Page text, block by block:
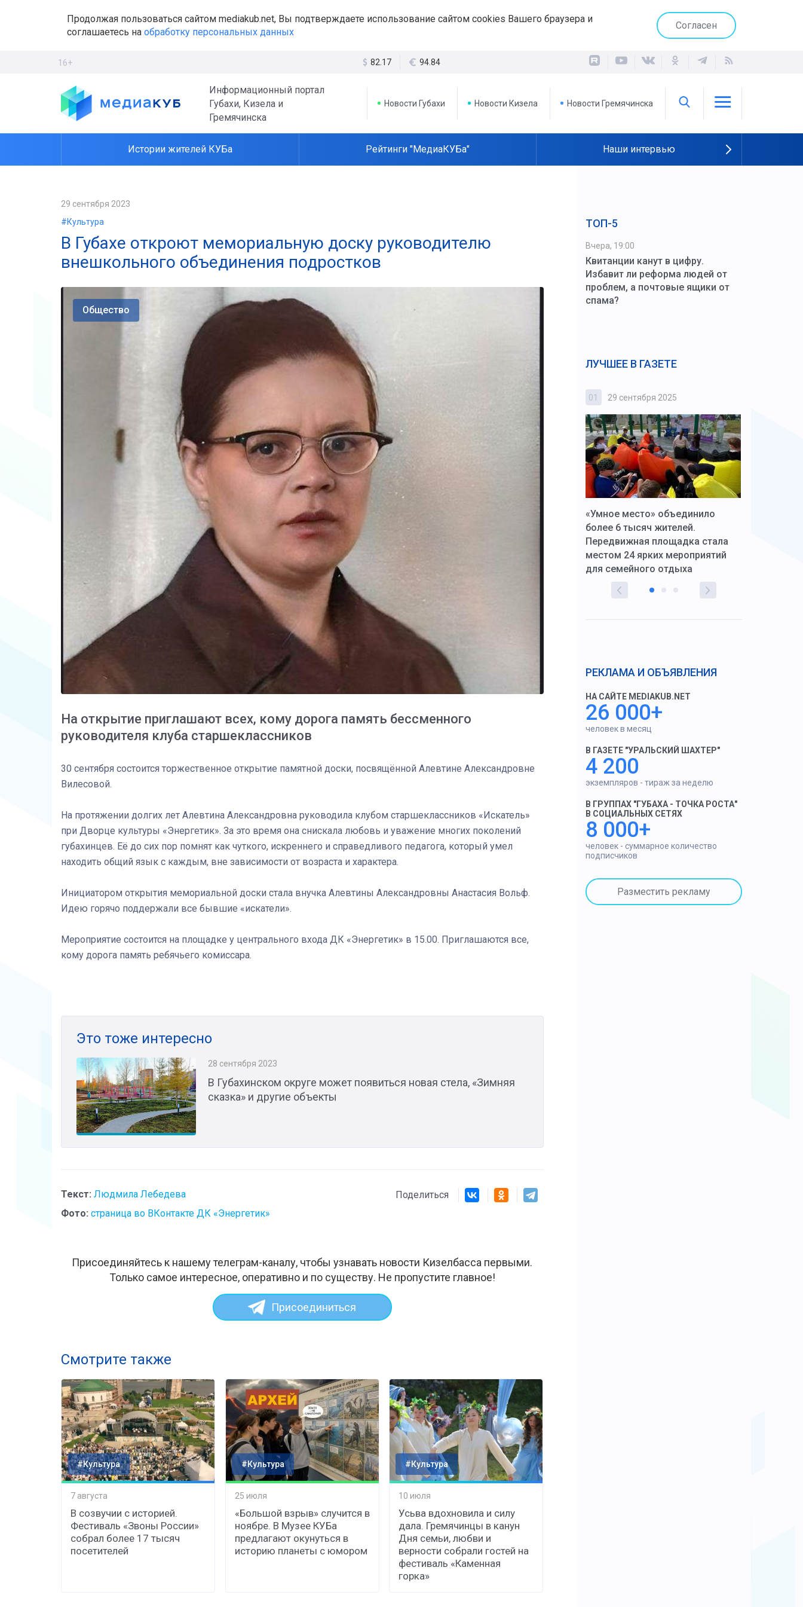
Продолжая пользоваться сайтом mediakub.net, Вы подтверждаете использование сайтом cookies Вашего браузера и
соглашаетесь на обработку персональных данных
Согласен
16+ 82.17 94.84
Информационный портал
Губахи, Кизела и
Гремячинска
Новости Губахи Новости Кизела Новости Гремячинска
Истории жителей КУБа Рейтинги "МедиаКУБа" Наши интервью
29 сентября 2023
#Культура
В Губахе откроют мемориальную доску руководителю
внешкольного объединения подростков
Общество
На открытие приглашают всех, кому дорога память бессменного
руководителя клуба старшеклассников
30 сентября состоится торжественное открытие памятной доски, посвящённой Алевтине Александровне
Вилесовой.
На протяжении долгих лет Алевтина Александровна руководила клубом старшеклассников «Искатель»
при Дворце культуры «Энергетик». За это время она снискала любовь и уважение многих поколений
губахинцев. Её до сих пор помнят как чуткого, искреннего и справедливого педагога, который умел
находить общий язык с каждым, вне зависимости от возраста и характера.
Инициатором открытия мемориальной доски стала внучка Алевтины Александровны Анастасия Вольф.
Идею горячо поддержали все бывшие «искатели».
Мероприятие состоится на площадке у центрального входа ДК «Энергетик» в 15.00. Приглашаются все,
кому дорога память ребячьего комиссара.
Это тоже интересно
28 сентября 2023
В Губахинском округе может появиться новая стела, «Зимняя
сказка» и другие объекты
Текст: Людмила Лебедева
Фото: страница во ВКонтакте ДК «Энергетик»
Поделиться
Присоединяйтесь к нашему телеграм-каналу, чтобы узнавать новости Кизелбасса первыми.
Только самое интересное, оперативно и по существу. Не пропустите главное!
Присоединиться
Смотрите также
#Культура
7 августа
В созвучии с историей.
Фестиваль «Звоны России»
собрал более 17 тысяч
посетителей
#Культура
25 июля
«Большой взрыв» случится в
ноябре. В Музее КУБа
предлагают окунуться в
историю планеты с юмором
#Культура
10 июля
Усьва вдохновила и силу
дала. Гремячинцы в канун
Дня семьи, любви и
верности собрали гостей на
фестиваль «Каменная
горка»
ТОП-5
Вчера, 19:00
Квитанции канут в цифру.
Избавит ли реформа людей от
проблем, а почтовые ящики от
спама?
ЛУЧШЕЕ В ГАЗЕТЕ
01 29 сентября 2025
«Умное место» объединило
более 6 тысяч жителей.
Передвижная площадка стала
местом 24 ярких мероприятий
для семейного отдыха
РЕКЛАМА И ОБЪЯВЛЕНИЯ
НА САЙТЕ MEDIAKUB.NET
26 000+
человек в месяц
В ГАЗЕТЕ "УРАЛЬСКИЙ ШАХТЕР"
4 200
экземпляров - тираж за неделю
В ГРУППАХ "ГУБАХА - ТОЧКА РОСТА"
В СОЦИАЛЬНЫХ СЕТЯХ
8 000+
человек - суммарное количество
подписчиков
Разместить рекламу